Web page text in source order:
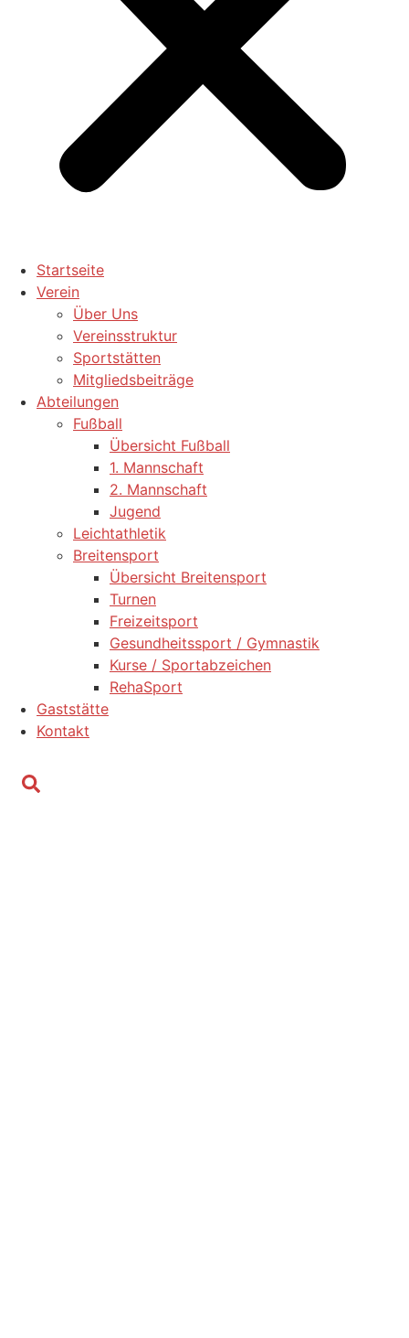
Startseite
Verein
Über Uns
Vereinsstruktur
Sportstätten
Mitgliedsbeiträge
Abteilungen
Fußball
Übersicht Fußball
1. Mannschaft
2. Mannschaft
Jugend
Leichtathletik
Breitensport
Übersicht Breitensport
Turnen
Freizeitsport
Gesundheitssport / Gymnastik
Kurse / Sportabzeichen
RehaSport
Gaststätte
Kontakt
Suchen